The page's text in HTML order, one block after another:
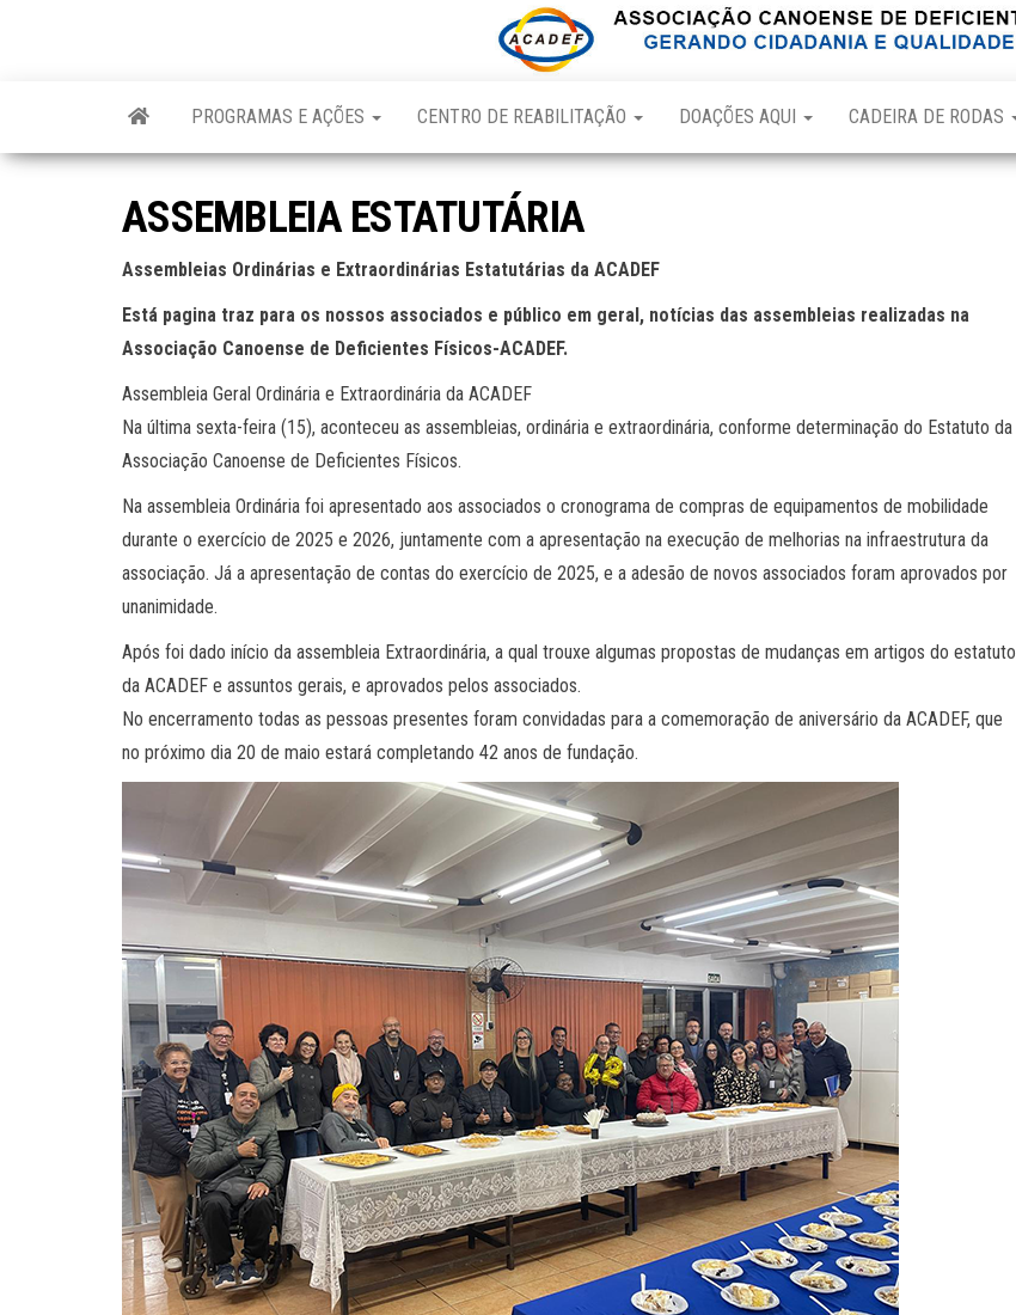
PROGRAMAS E AÇÕES CENTRO DE REABILITAÇÃO DOAÇÕES AQUI CADEIRA DE RODAS
ASSEMBLEIA ESTATUTÁRIA
Assembleias Ordinárias e Extraordinárias Estatutárias da ACADEF
Está pagina traz para os nossos associados e público em geral, notícias das assembleias realizadas na
Associação Canoense de Deficientes Físicos-ACADEF.
Assembleia Geral Ordinária e Extraordinária da ACADEF
Na última sexta-feira (15), aconteceu as assembleias, ordinária e extraordinária, conforme determinação do Estatuto da
Associação Canoense de Deficientes Físicos.
Na assembleia Ordinária foi apresentado aos associados o cronograma de compras de equipamentos de mobilidade
durante o exercício de 2025 e 2026, juntamente com a apresentação na execução de melhorias na infraestrutura da
associação. Já a apresentação de contas do exercício de 2025, e a adesão de novos associados foram aprovados por
unanimidade.
Após foi dado início da assembleia Extraordinária, a qual trouxe algumas propostas de mudanças em artigos do estatuto
da ACADEF e assuntos gerais, e aprovados pelos associados.
No encerramento todas as pessoas presentes foram convidadas para a comemoração de aniversário da ACADEF, que
no próximo dia 20 de maio estará completando 42 anos de fundação.